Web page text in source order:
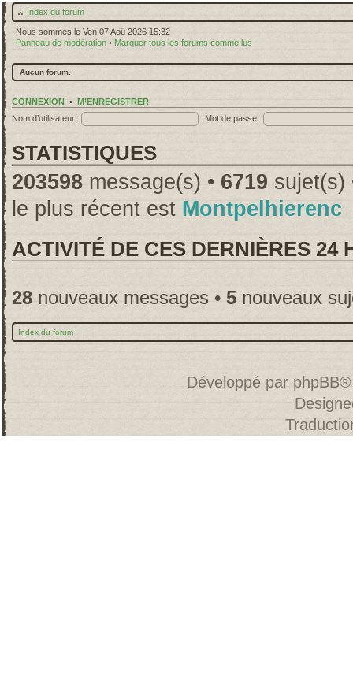
Index du forum
Nous sommes le Ven 07 Aoû 2026 15:32
Panneau de modération • Marquer tous les forums comme lus
Aucun forum.
CONNEXION • M’ENREGISTRER
Nom d’utilisateur:
Mot de passe:
STATISTIQUES
203598 message(s) • 6719 sujet(s)
le plus récent est Montpelhierenc
ACTIVITÉ DE CES DERNIÈRES 24
28 nouveaux messages • 5 nouveaux
Index du forum
Développé par phpBB®